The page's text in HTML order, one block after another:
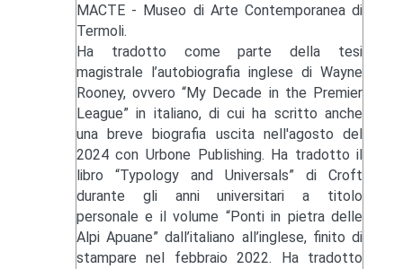
MACTE - Museo di Arte Contemporanea di
Termoli.
Ha tradotto come parte della tesi
magistrale l’autobiografia inglese di Wayne
Rooney, ovvero “My Decade in the Premier
League” in italiano, di cui ha scritto anche
una breve biografia uscita nell'agosto del
2024 con Urbone Publishing. Ha tradotto il
libro “Typology and Universals” di Croft
durante gli anni universitari a titolo
personale e il volume “Ponti in pietra delle
Alpi Apuane” dall’italiano all’inglese, finito di
stampare nel febbraio 2022. Ha tradotto